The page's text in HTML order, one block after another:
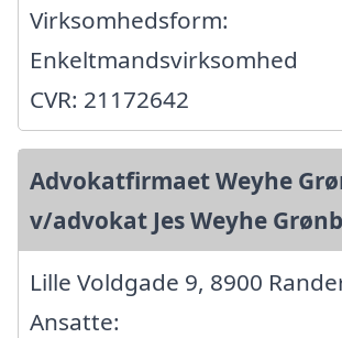
Virksomhedsform:
Enkeltmandsvirksomhed
CVR: 21172642
Advokatfirmaet Weyhe
v/advokat Jes Weyhe
Lille Voldgade 9, 8900
Ansatte: